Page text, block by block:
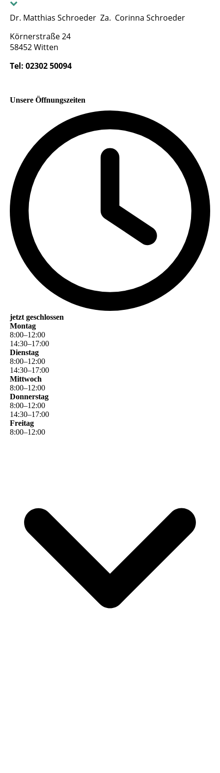
Dr. Matthias Schroeder Za. Corinna Schroeder
Körnerstraße 24
58452 Witten
Tel: 02302 50094
Unsere Öffnungszeiten
jetzt geschlossen
Montag
8:00–12:00
14:30–17:00
Dienstag
8:00–12:00
14:30–17:00
Mittwoch
8:00–12:00
Donnerstag
8:00–12:00
14:30–17:00
Freitag
8:00–12:00